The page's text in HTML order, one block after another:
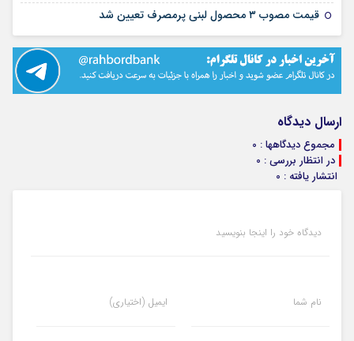
قیمت مصوب ۳ محصول لبنی پرمصرف تعیین شد
ارسال دیدگاه
مجموع دیدگاهها : 0
در انتظار بررسی : 0
انتشار یافته : 0
دیدگاه خود را اینجا بنویسید
نام شما ایمیل (اختیاری)